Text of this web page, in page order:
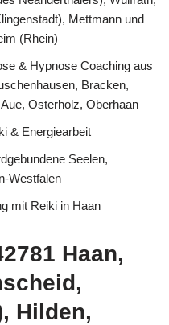
Mettmann und
(Rhein)
& Hypnose Coaching aus
Bracken,
Osterholz, Oberhaan
& Energiearbeit
Seelen,
Westfalen
mit Reiki in Haan
Haan,
Hilden,